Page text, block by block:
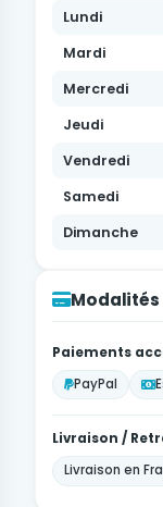
Lundi
Mardi
Mercredi
Jeudi
Vendredi
Samedi
Dimanche
Modalités
Paiements
PayPal
Livraison /
Livraison en